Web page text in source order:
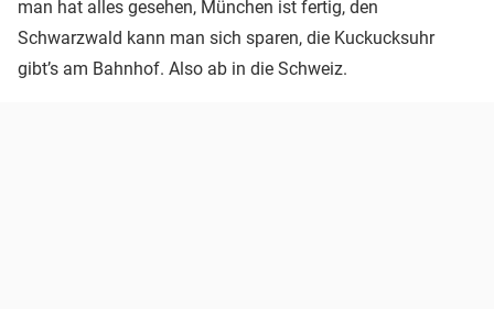
man hat alles gesehen, München ist fertig, den
Schwarzwald kann man sich sparen, die Kuckucksuhr
gibt’s am Bahnhof. Also ab in die Schweiz.